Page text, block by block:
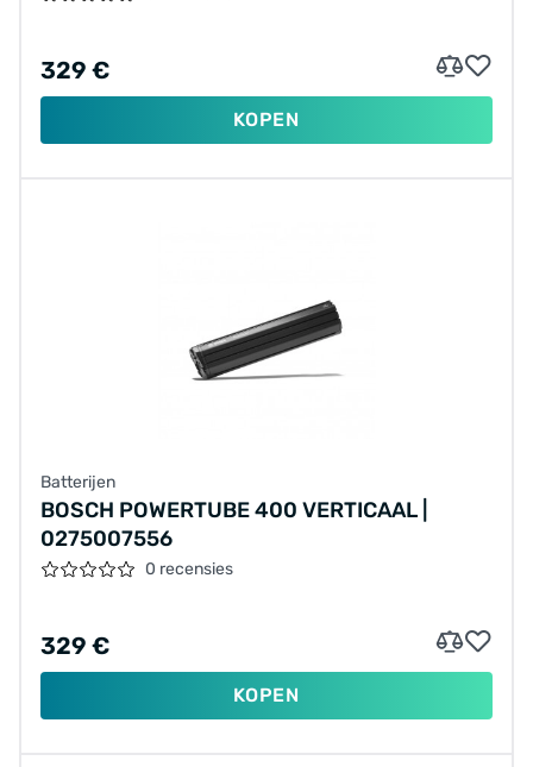
329 €
KOPEN
Batterijen
BOSCH POWERTUBE 400 VERTICAAL |
0275007556
0 recensies
329 €
KOPEN